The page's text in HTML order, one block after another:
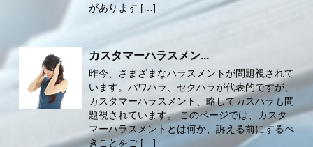
があります […]
カスタマーハラスメン...
昨今、さまざまなハラスメントが問題視されて
います。パワハラ、セクハラが代表的ですが、
カスタマーハラスメント、略してカスハラも問
題視されています。 このページでは、カスタ
マーハラスメントとは何か、訴える前にするべ
きことをご […]